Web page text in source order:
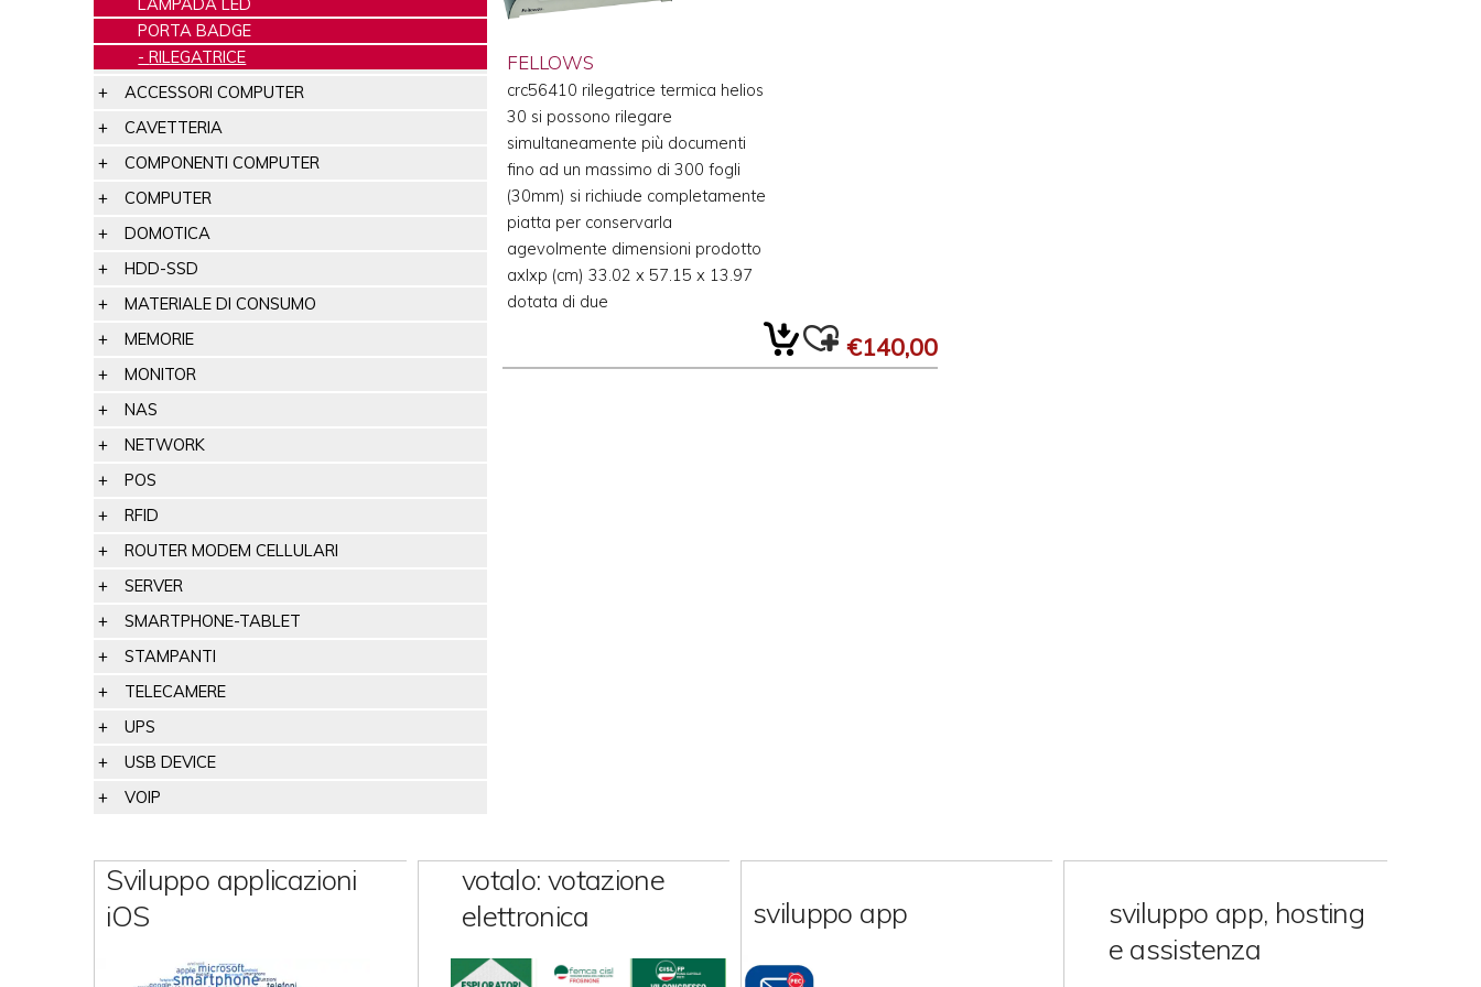
PORTA BADGE
RILEGATRICE
ACCESSORI COMPUTER
CAVETTERIA
COMPONENTI COMPUTER
COMPUTER
DOMOTICA
HDD-SSD
MATERIALE DI CONSUMO
MEMORIE
MONITOR
NAS
NETWORK
POS
RFID
ROUTER MODEM CELLULARI
SERVER
SMARTPHONE-TABLET
STAMPANTI
TELECAMERE
UPS
USB DEVICE
VOIP
FELLOWS
crc56410 rilegatrice termica helios
30 si possono rilegare
simultaneamente più documenti
fino ad un massimo di 300 fogli
(30mm) si richiude completamente
piatta per conservarla
agevolmente dimensioni prodotto
axlxp (cm) 33.02 x 57.15 x 13.97
dotata di due
€140,00
Sviluppo applicazioni
iOS
votalo: votazione
elettronica
sviluppo app
sviluppo app, hosting
e assistenza